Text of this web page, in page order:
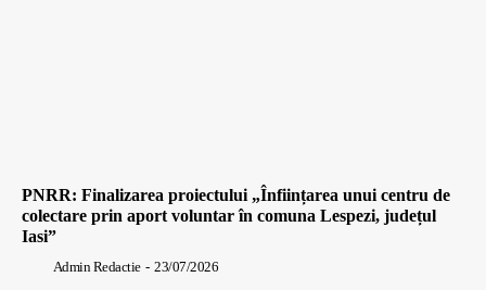
PNRR: Finalizarea proiectului „Înființarea unui centru de
colectare prin aport voluntar în comuna Lespezi, județul
Iasi”
Admin Redactie - 23/07/2026